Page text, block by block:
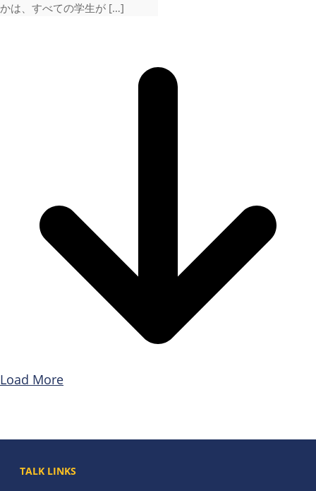
かは、すべての学生が […]
Load More
TALK LINKS